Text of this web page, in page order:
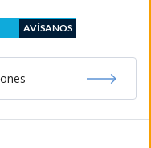
AVÍSANOS